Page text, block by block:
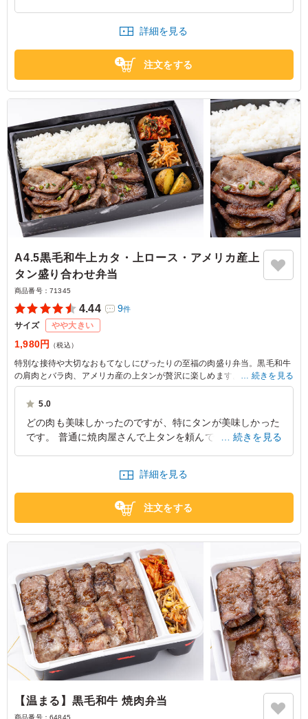
東京都中央区日本橋2026/08/05
詳細を見る
注文をする
A4.5黒毛和牛上カタ・上ロース・アメリカ産上
タン盛り合わせ弁当
商品番号： 71345
4.44 9件
サイズ やや大きい
1,980円 （税込）
特別な接待や大切なおもてなしにぴったりの至福の肉盛り弁当。黒毛和牛
の肩肉とバラ肉、アメリカ産の上タンが贅沢に楽しめます。サイドには白
菜キムチや切干大根のナムルが彩りを添え、心を満たす一品です。
ざいますが、1人前のグラム数は同一です。
続きを見る
5.0
どの肉も美味しかったのですが、特にタンが美味しかった
です。 普通に焼肉屋さんで上タンを頼んでも何だか硬か
東京都江戸川区南小岩2026/03/22
続きを見る
詳細を見る
注文をする
【温まる】黒毛和牛 焼肉弁当